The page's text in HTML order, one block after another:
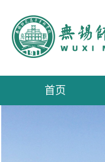
首页